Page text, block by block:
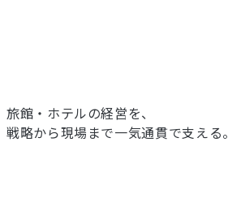
旅館・ホテルの経営を、
戦略から現場まで一気通貫で支える。